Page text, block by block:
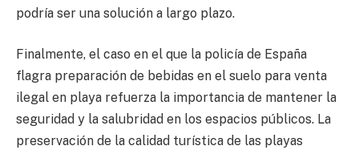
podría ser una solución a largo plazo.
Finalmente, el caso en el que la policía de España
flagra preparación de bebidas en el suelo para venta
ilegal en playa refuerza la importancia de mantener la
seguridad y la salubridad en los espacios públicos. La
preservación de la calidad turística de las playas